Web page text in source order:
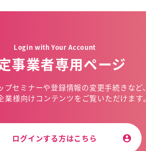
Login with Your Account
事業者専用ページ
プセミナーや登録情報の変更手続きなど、
業様向けコンテンツを ご覧いただけます。
ログインする方はこちら